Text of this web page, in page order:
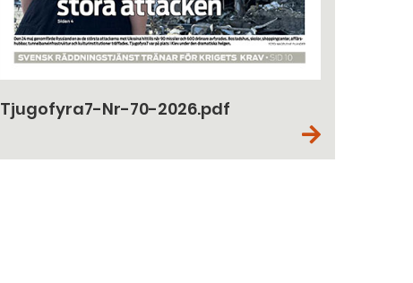
Tjugofyra7-Nr-70-2026.pdf